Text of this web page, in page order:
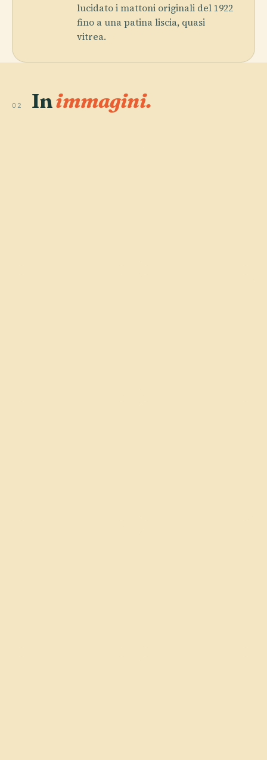
lucidato i mattoni originali del 1922
fino a una patina liscia, quasi
vitrea.
02 Inimmagini.